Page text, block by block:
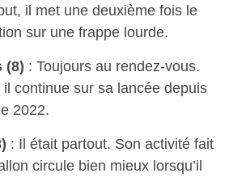
il met une deuxième fois le
sur une frappe lourde.
(8) : Toujours au rendez-vous.
continue sur sa lancée depuis
2022.
: Il était partout. Son activité fait
circule bien mieux lorsqu’il